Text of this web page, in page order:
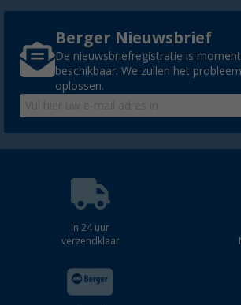
Berger Nieuwsbrief
De nieuwsbriefregistratie is
beschikbaar. We zullen het
oplossen.
In 24 uur
verzendklaar